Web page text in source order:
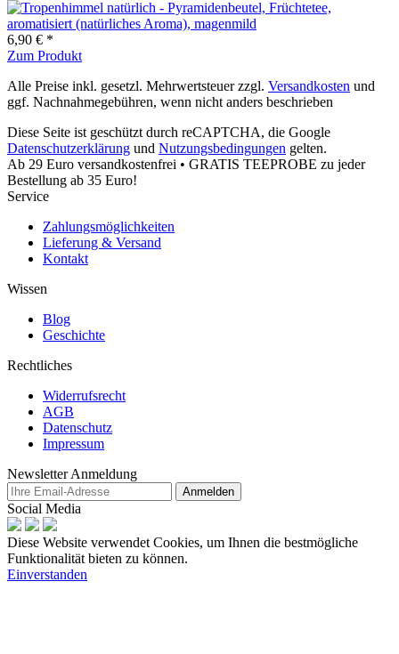
6,90 € *
Zum Produkt
Alle Preise inkl. gesetzl. Mehrwertsteuer zzgl. Versandkosten und
ggf. Nachnahmegebühren, wenn nicht anders beschrieben
Diese Seite ist geschützt durch reCAPTCHA, die Google
Datenschutzerklärung und Nutzungsbedingungen gelten.
Ab 29 Euro versandkostenfrei • GRATIS TEEPROBE zu jeder
Bestellung ab 35 Euro!
Service
Zahlungsmöglichkeiten
Lieferung & Versand
Kontakt
Wissen
Blog
Geschichte
Rechtliches
Widerrufsrecht
AGB
Datenschutz
Impressum
Newsletter Anmeldung
Anmelden
Social Media
Diese Website verwendet Cookies, um Ihnen die bestmögliche
Funktionalität bieten zu können.
Einverstanden